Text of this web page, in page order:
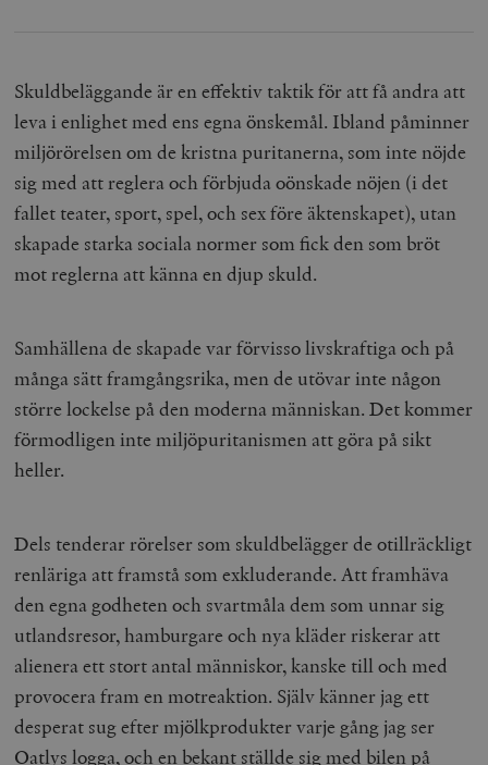
Skuldbeläggande är en effektiv taktik för att få andra att
leva i enlighet med ens egna önskemål. Ibland påminner
miljörörelsen om de kristna puritanerna, som inte nöjde
sig med att reglera och förbjuda oönskade nöjen (i det
fallet teater, sport, spel, och sex före äktenskapet), utan
skapade starka sociala normer som fick den som bröt
mot reglerna att känna en djup skuld.
Samhällena de skapade var förvisso livskraftiga och på
många sätt framgångsrika, men de utövar inte någon
större lockelse på den moderna människan. Det kommer
förmodligen inte miljöpuritanismen att göra på sikt
heller.
Dels tenderar rörelser som skuldbelägger de otillräckligt
renläriga att framstå som exkluderande. Att framhäva
den egna godheten och svartmåla dem som unnar sig
utlandsresor, hamburgare och nya kläder riskerar att
alienera ett stort antal människor, kanske till och med
provocera fram en motreaktion. Själv känner jag ett
desperat sug efter mjölkprodukter varje gång jag ser
Oatlys logga, och en bekant ställde sig med bilen på